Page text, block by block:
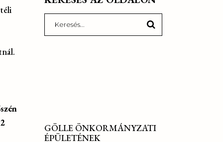
Search
GÖLLE ÖNKORMÁNYZATI
ÉPÜLETÉNEK